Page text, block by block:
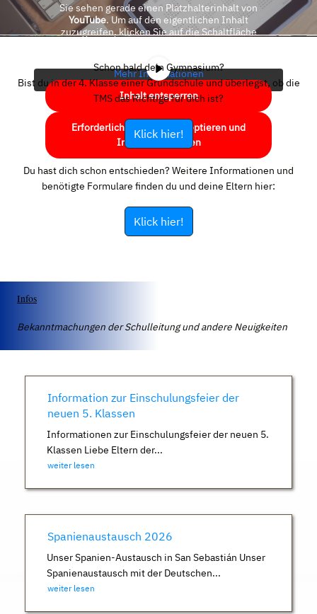
Sie sehen gerade einen Platzhalterinhalt von
YouTube. Um auf den eigentlichen Inhalt
zuzugreifen, klicken Sie auf die Schaltfläche
Mehr Informationen
Inhalt entsperren
Erforderlichen Service akzeptieren und
Inhalte entsperren
Schon bald dein Gymnasium?
Bist du in der 4. Klasse einer Grundschule und überlegst, ob die
TMS das Richtige für dich ist?
Klick hier!
Du hast dich schon entschieden? Weitere Informationen und
benötigte Formulare finden du und deine Eltern hier:
Klick hier!
Infos
Bekanntmachungen der Schulleitung und andere Neuigkeiten
Information zur Einschulungsfeier der
neuen 5. Klassen
Informationen zur Einschulungsfeier der neuen 5.
Klassen Liebe Eltern der...
weiter lesen
Spanienaustausch 2026
Unser Spanien-Austausch in San Sebastián Unser
Spanienaustausch mit der Deutschen...
weiter lesen